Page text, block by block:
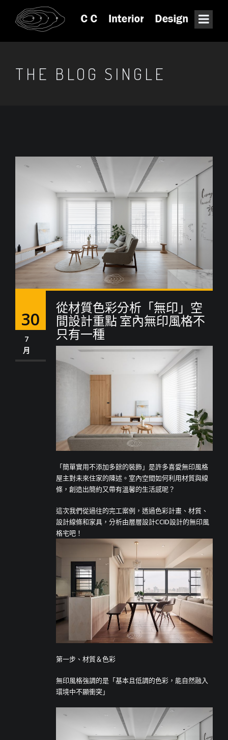
THE BLOG SINGLE
30
7
月
從材質色彩分析「無印」空
間設計重點 室內無印風格不
只有一種
「簡單實用不添加多餘的裝飾」是許多喜愛無印風格
屋主對未來住家的陳述。室內空間如何利用材質與線
條，創造出簡約又帶有溫馨的生活感呢？
這次我們從過往的完工案例，透過色彩計畫、材質、
設計線條和家具，分析由層層設計CCID設計的無印風
格宅吧！
第一步、材質＆色彩
無印風格強調的是「基本且低調的色彩，能自然融入
環境中不顯衝突」